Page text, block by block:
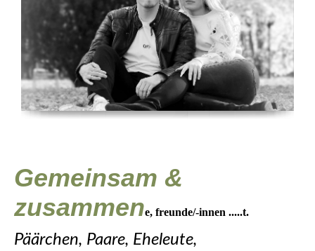
Gemeinsam &
zusammene, freunde/-innen .....t.
Päärchen, Paare, Eheleute,